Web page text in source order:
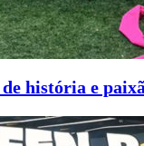
história e